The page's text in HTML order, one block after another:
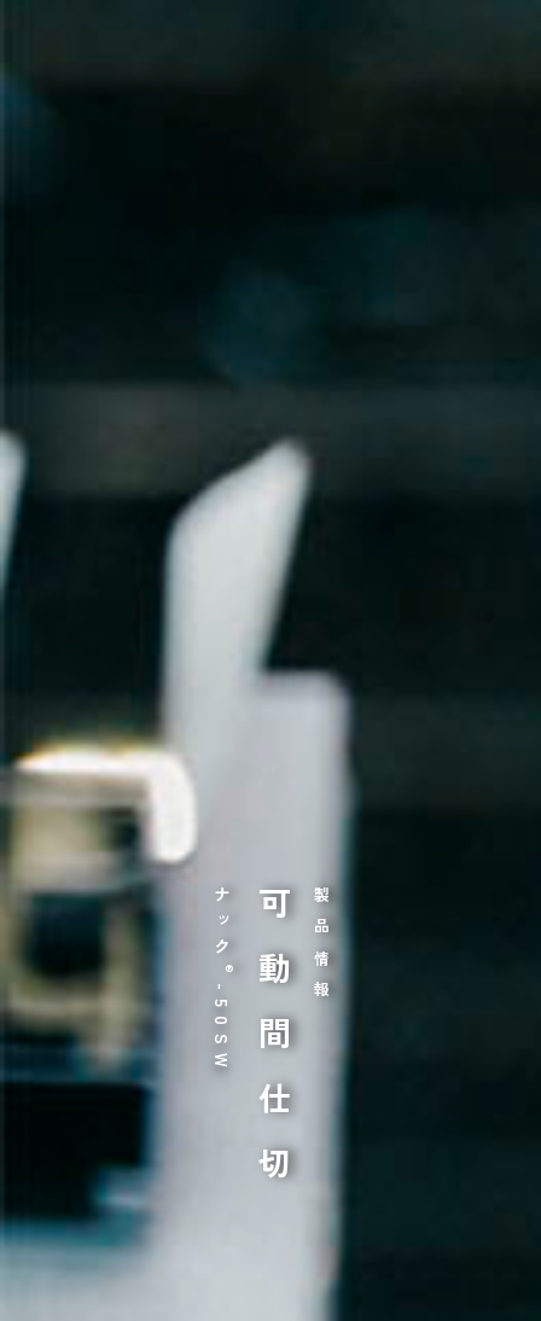
製品情報
可動間仕切
ナック
®
-50SW